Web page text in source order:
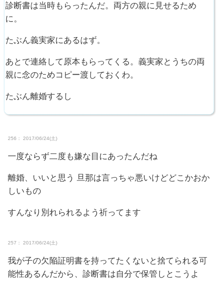
診断書は当時もらったんだ。両方の親に見せるため
に。
たぶん義実家にあるはず。
あとで連絡して原本もらってくる。義実家とうちの両
親に念のためコピー渡しておくわ。
たぶん離婚するし
256： 2017/06/24(土)
一度ならず二度も嫌な目にあったんだね
離婚、いいと思う 旦那は言っちゃ悪いけどどこかおか
しいもの
すんなり別れられるよう祈ってます
257： 2017/06/24(土)
我が子の欠陥証明書を持ってたくないと捨てられる可
能性あるんだから、診断書は自分で保管しとこうよ